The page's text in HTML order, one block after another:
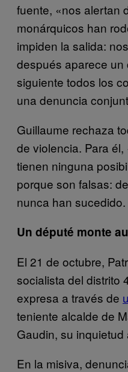
fuente, «nos alertan
monárquicos han
impiden la salida:
después aparece un
siguiente todos los
una denuncia
Guillaume rechaza
de violencia. Para
tienen ninguna
porque son falsas:
nunca han sucedido.
Un député monte
El 21 de octubre,
socialista del distrito
expresa a través de
teniente alcalde de
Gaudin, su
En la misiva,